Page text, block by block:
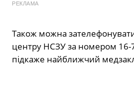
РЕКЛАМА
Також можна
центру НСЗУ за номером 16-
підкаже найближчий